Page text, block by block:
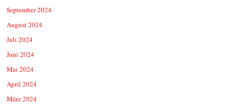
September 2024
August 2024
Juli 2024
Juni 2024
Mai 2024
April 2024
März 2024